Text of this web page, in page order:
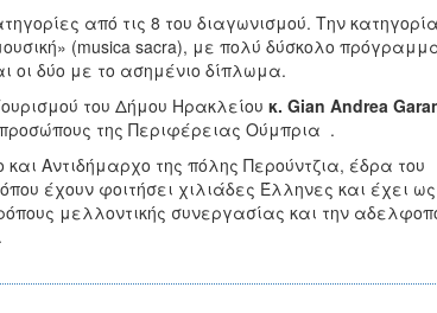
από τις 8 του διαγωνισμού. Την
(musica sacra), με πολύ δύσκολο
οι δύο με το ασημένιο δίπλωμα.
του Δήμου Ηρακλείου κ. Gian Andrea
της Περιφέρειας Ούμπρια .
Αντιδήμαρχο της πόλης Περούντζια, έδρα του
έχουν φοιτήσει χιλιάδες Έλληνες και έχει ως
μελλοντικής συνεργασίας και την